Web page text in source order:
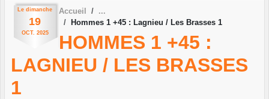
Le dimanche
19
OCT. 2025
Accueil
Hommes 1 +45 : Lagnieu / Les Brasses 1
HOMMES 1 +45 :
LAGNIEU / LES BRASSES
1